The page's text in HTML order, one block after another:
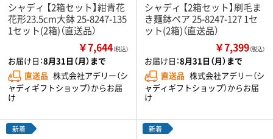
シャディ 【2箱セット】紺青花
花形23.5cm大鉢 25-8247-135
1セット(2箱)（直送品）
￥7,644（税込）
お届け日：8月31日（月）まで
直送品 株式会社アデリー（シ
ャディギフトショップ）からお届
け
シャディ 【2箱セット】刷毛ま
き麺鉢ペア 25-8247-127 1セ
ット(2箱)（直送品）
￥7,399（税込）
お届け日：8月31日（月）まで
直送品 株式会社アデリー（シ
ャディギフトショップ）からお届
け
新着 新着